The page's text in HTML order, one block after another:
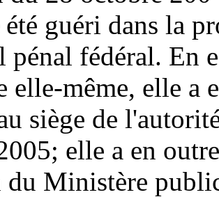
guéri dans la
pénal fédéral. En
elle-même, elle a
siège de
elle a en
Ministère